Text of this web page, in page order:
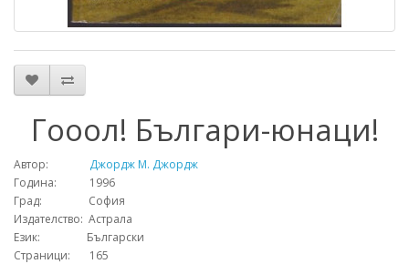
Гооол! Българи-юнаци!
Автор:
Джордж М. Джордж
Година: 1996
Град: София
Издателство: Астрала
Език: Български
Страници: 165